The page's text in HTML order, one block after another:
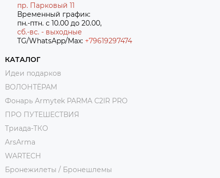
пр. Парковый 11
Временный график:
пн.-птн. с 10.00 до 20.00,
сб.-вс. - выходные
TG/WhatsApp/Max: +79619297474
КАТАЛОГ
Идеи подарков
ВОЛОНТЁРАМ
Фонарь Armytek PARMA C2IR PRO
ПРО ПУТЕШЕСТВИЯ
Триада-ТКО
ArsArma
WARTECH
Бронежилеты / Бронешлемы